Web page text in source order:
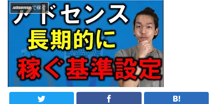
adsenseで稼ぐ